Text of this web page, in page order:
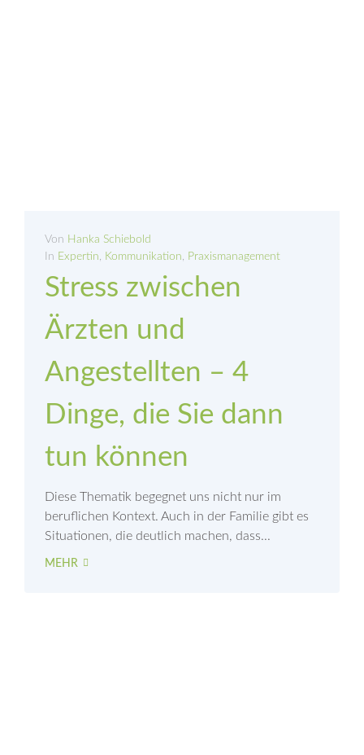
Von Hanka Schiebold
In Expertin, Kommunikation, Praxismanagement
Stress zwischen
Ärzten und
Angestellten – 4
Dinge, die Sie dann
tun können
Diese Thematik begegnet uns nicht nur im
beruflichen Kontext. Auch in der Familie gibt es
Situationen, die deutlich machen, dass...
MEHR